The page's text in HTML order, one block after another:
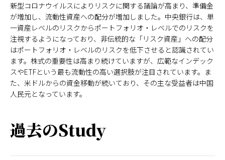
新型コロナウイルスによりリスクに関する議論が高まり、準備金
が増加し、流動性資産への配分が増加しました。中央銀行は、単
一資産レベルのリスクからポートフォリオ・レベルでのリスクを
注視するようになっており、非伝統的な「リスク資産」への配分
はポートフォリオ・レベルのリスクを低下させると認識されてい
ます。株式の重要性は高まり続けていますが、広範なインデック
スやETFという最も流動性の高い選択肢が注目されています。ま
た、米ドルからの資金移動が続いており、その主な受益者は中国
人民元となっています。
過去のStudy